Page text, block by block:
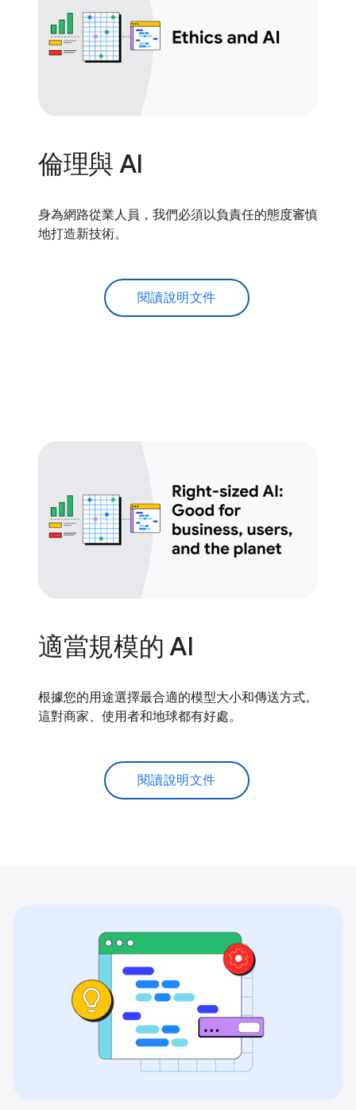
倫理與 AI
身為網路從業人員，我們必須以負責任的態度審慎
地打造新技術。
閱讀說明文件
適當規模的 AI
根據您的用途選擇最合適的模型大小和傳送方式。
這對商家、使用者和地球都有好處。
閱讀說明文件